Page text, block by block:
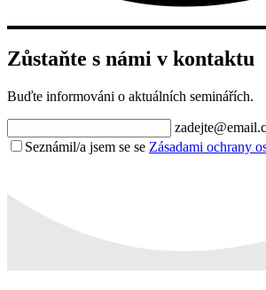
Zůstaňte s námi v kontaktu
Buďte informováni o aktuálních seminářích.
Seznámil/a jsem se se Zásadami ochrany